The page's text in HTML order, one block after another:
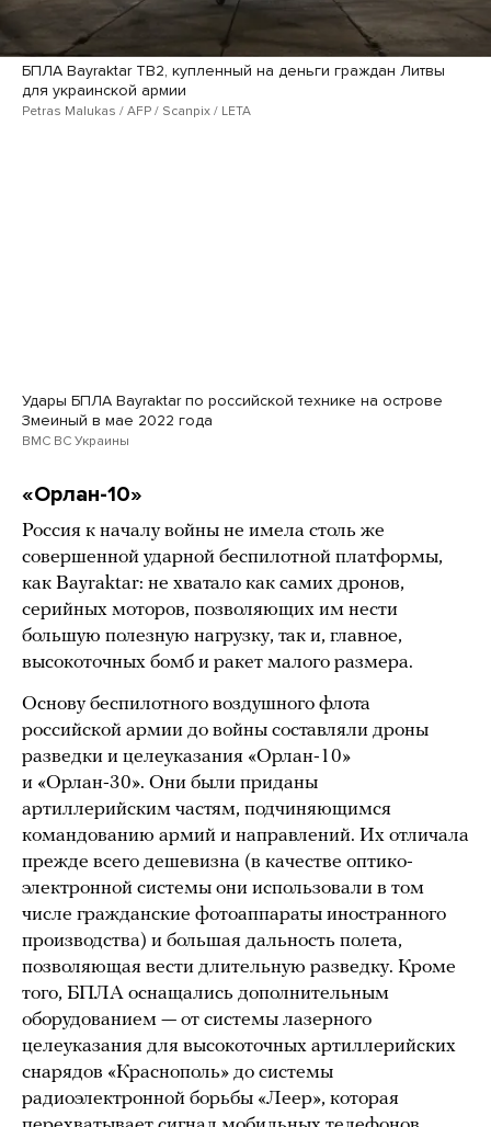
БПЛА Bayraktar TB2, купленный на деньги граждан Литвы
для украинской армии
Petras Malukas / AFP / Scanpix / LETA
Удары БПЛА Bayraktar по российской технике на острове
Змеиный в мае 2022 года
ВМС ВС Украины
«Орлан-10»
Россия к началу войны не имела столь же
совершенной ударной беспилотной платформы,
как Bayraktar: не хватало как самих дронов,
серийных моторов, позволяющих им нести
большую полезную нагрузку, так и, главное,
высокоточных бомб и ракет малого размера.
Основу беспилотного воздушного флота
российской армии до войны составляли дроны
разведки и целеуказания «Орлан-10»
и «Орлан-30». Они были приданы
артиллерийским частям, подчиняющимся
командованию армий и направлений. Их отличала
прежде всего дешевизна (в качестве оптико-
электронной системы они использовали в том
числе гражданские фотоаппараты иностранного
производства) и большая дальность полета,
позволяющая вести длительную разведку. Кроме
того, БПЛА оснащались дополнительным
оборудованием — от системы лазерного
целеуказания для высокоточных артиллерийских
снарядов «Краснополь» до системы
радиоэлектронной борьбы «Леер», которая